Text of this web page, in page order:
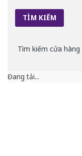
Tìm kiếm cửa
Đang tải...